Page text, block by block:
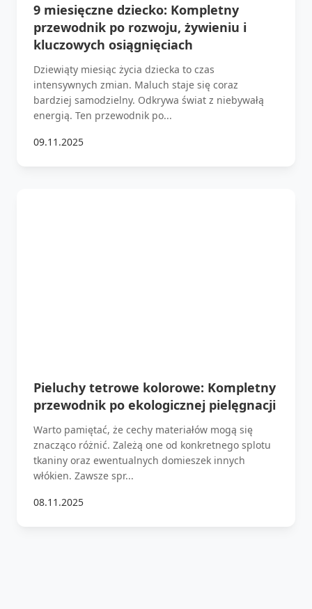
9 miesięczne dziecko: Kompletny
przewodnik po rozwoju, żywieniu i
kluczowych osiągnięciach
Dziewiąty miesiąc życia dziecka to czas
intensywnych zmian. Maluch staje się coraz
bardziej samodzielny. Odkrywa świat z niebywałą
energią. Ten przewodnik po...
09.11.2025
Pieluchy tetrowe kolorowe: Kompletny
przewodnik po ekologicznej pielęgnacji
Warto pamiętać, że cechy materiałów mogą się
znacząco różnić. Zależą one od konkretnego splotu
tkaniny oraz ewentualnych domieszek innych
włókien. Zawsze spr...
08.11.2025